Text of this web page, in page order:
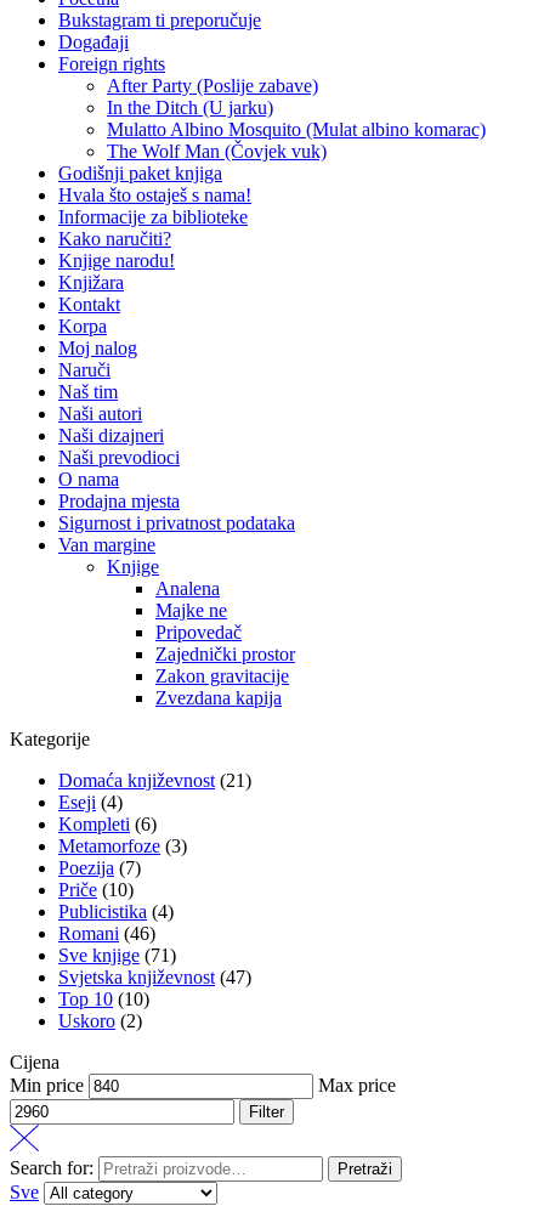
Bukstagram ti preporučuje
Događaji
Foreign rights
After Party (Poslije zabave)
In the Ditch (U jarku)
Mulatto Albino Mosquito (Mulat albino komarac)
The Wolf Man (Čovjek vuk)
Godišnji paket knjiga
Hvala što ostaješ s nama!
Informacije za biblioteke
Kako naručiti?
Knjige narodu!
Knjižara
Kontakt
Korpa
Moj nalog
Naruči
Naš tim
Naši autori
Naši dizajneri
Naši prevodioci
O nama
Prodajna mjesta
Sigurnost i privatnost podataka
Van margine
Knjige
Analena
Majke ne
Pripovedač
Zajednički prostor
Zakon gravitacije
Zvezdana kapija
Kategorije
Domaća književnost (21)
Eseji (4)
Kompleti (6)
Metamorfoze (3)
Poezija (7)
Priče (10)
Publicistika (4)
Romani (46)
Sve knjige (71)
Svjetska književnost (47)
Top 10 (10)
Uskoro (2)
Cijena
Min price
Max price
Filter
Search for: Pretraži
Sve